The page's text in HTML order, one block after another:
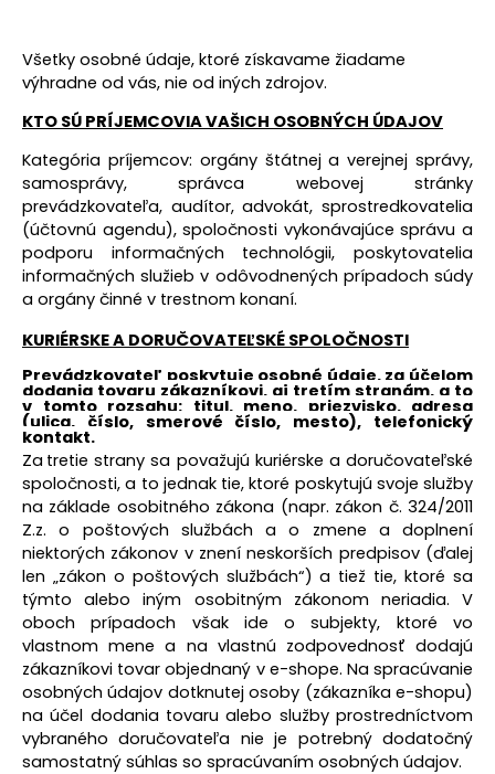
Všetky osobné údaje, ktoré získavame žiadame
výhradne od vás, nie od iných zdrojov.
KTO SÚ PRÍJEMCOVIA VAŠICH OSOBNÝCH ÚDAJOV
Kategória príjemcov: orgány štátnej a verejnej správy,
samosprávy, správca webovej stránky
prevádzkovateľa, audítor, advokát, sprostredkovatelia
(účtovnú agendu), spoločnosti vykonávajúce správu a
podporu informačných technológii, poskytovatelia
informačných služieb v odôvodnených prípadoch súdy
a orgány činné v trestnom konaní.
KURIÉRSKE A DORUČOVATEĽSKÉ SPOLOČNOSTI
Prevádzkovateľ poskytuje osobné údaje, za účelom
dodania tovaru zákazníkovi, aj tretím stranám, a to
v tomto rozsahu: titul, meno, priezvisko, adresa
(ulica, číslo, smerové číslo, mesto), telefonický
kontakt.
Za tretie strany sa považujú kuriérske a doručovateľské
spoločnosti, a to jednak tie, ktoré poskytujú svoje služby
na základe osobitného zákona (napr. zákon č. 324/2011
Z.z. o poštových službách a o zmene a doplnení
niektorých zákonov v znení neskorších predpisov (ďalej
len „zákon o poštových službách“) a tiež tie, ktoré sa
týmto alebo iným osobitným zákonom neriadia. V
oboch prípadoch však ide o subjekty, ktoré vo
vlastnom mene a na vlastnú zodpovednosť dodajú
zákazníkovi tovar objednaný v e-shope. Na spracúvanie
osobných údajov dotknutej osoby (zákazníka e-shopu)
na účel dodania tovaru alebo služby prostredníctvom
vybraného doručovateľa nie je potrebný dodatočný
samostatný súhlas so spracúvaním osobných údajov.